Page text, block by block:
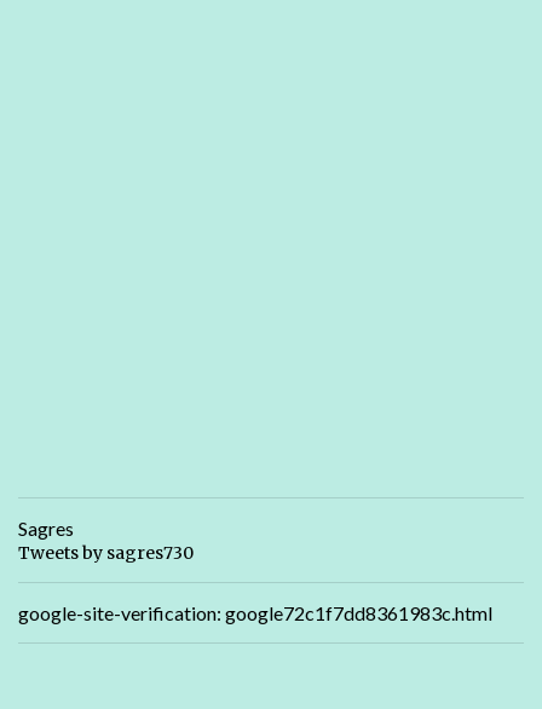
Sagres
Tweets by sagres730
google-site-verification: google72c1f7dd8361983c.html